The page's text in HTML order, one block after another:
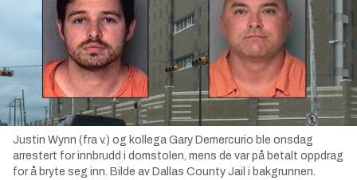
Justin Wynn (fra v.) og kollega Gary Demercurio ble onsdag
arrestert for innbrudd i domstolen, mens de var på betalt oppdrag
for å bryte seg inn. Bilde av Dallas County Jail i bakgrunnen.